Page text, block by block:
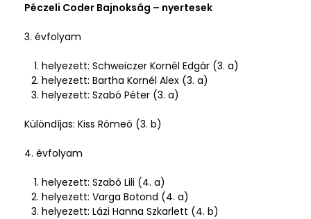
Péczeli Coder Bajnokság – nyertesek
3. évfolyam
helyezett: Schweiczer Kornél Edgár (3. a)
helyezett: Bartha Kornél Alex (3. a)
helyezett: Szabó Péter (3. a)
Különdíjas: Kiss Rómeó (3. b)
4. évfolyam
helyezett: Szabó Lili (4. a)
helyezett: Varga Botond (4. a)
helyezett: Lázi Hanna Szkarlett (4. b)